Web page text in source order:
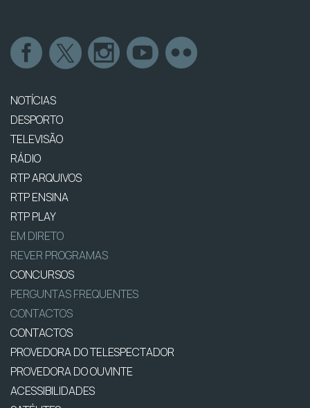
NOTÍCIAS
DESPORTO
TELEVISÃO
RÁDIO
RTP ARQUIVOS
RTP ENSINA
RTP PLAY
EM DIRETO
REVER PROGRAMAS
CONCURSOS
PERGUNTAS FREQUENTES
CONTACTOS
CONTACTOS
PROVEDORA DO TELESPECTADOR
PROVEDORA DO OUVINTE
ACESSIBILIDADES